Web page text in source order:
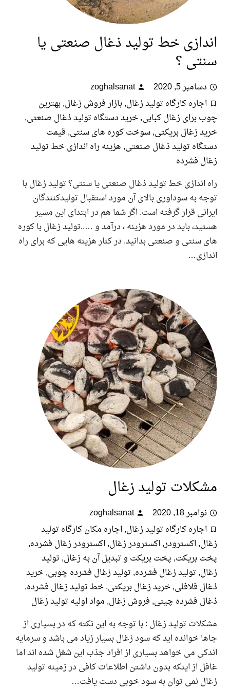
خط تولید ذغال صنعتی یا
؟
5, 2020
zoghalsanat
کارگاه تولید زغال,بازار فروش زغال,بهترین
زغال کبابی,خرید دستگاه تولید ذغال صنعتی ,
زغال بریکتی,سوخت کوره های سنتی,قیمت
تولید ذغال صنعتی ,هزینه راه اندازی خط تولید
فشرده
خط تولید ذغال صنعتی یا سنتی؟ تولید زغال با
به سوداوری بالای آن مورد استقبال تولیدکنندگان
قرار گرفته است. اگر شما هم در ابتدای این مسیر
باید در مورد هزینه ، درآمد و …..تولید زغال با کوره
و صنعتی بدانید. در کنار هزینه هایی که برای راه
تولید زغال
18, 2020
zoghalsanat
کارگاه تولید زغال,اجاره مکان کارگاه تولید
اکسترودر,اکسترودر زغال,اکسترودر زغال فشرده,
بریکت,پخت بریکت و تبدیل آن به زغال,تولید
تولید زغال فشرده,تولید زغال فشرده چوبی,خرید
فلافلی ,خرید زغال بریکتی,خط تولید زغال فشرده,
فشرده چینی,فروش زغال,مواد اولیه تولید زغال
تولید زغال : با توجه به این نکته که در بسیاری از
خوانده اید که سود زغال بسیار زیاد می باشد و سرمایه
می خواهد بسیاری از افراد جذب این شغل شده اند اما
از اینکه بدون داشتن اطلاعات کافی در زمینه تولید
نمی توان به سود خوبی دست یافت…